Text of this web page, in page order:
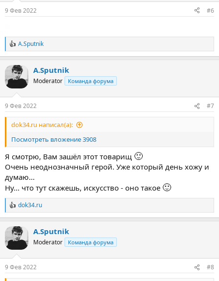
9 Фев 2022 #6
Р
е
ц
и
A.Sputnik
A.Sputnik
Moderator Команда форума
9 Фев 2022 #7
dok34.ru написал(а):
Посмотреть вложение 3908
Я смотрю, Вам зашёл этот товарищ 🙂
Очень неоднозначный герой. Уже который день хожу и
думаю...
Ну... что тут скажешь, искусство - оно такое 🙂
Р
е
ц
и
dok34.ru
A.Sputnik
Moderator Команда форума
9 Фев 2022 #8